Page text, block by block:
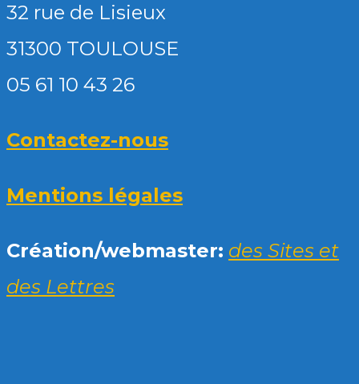
32 rue de Lisieux
31300 TOULOUSE
05 61 10 43 26
Contactez-nous
Mentions légales
Création/webmaster: des Sites et
des Lettres